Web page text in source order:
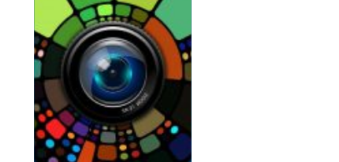
bara byggnader fyllda av
färgglada dukar; de är
levande arenor f&o...